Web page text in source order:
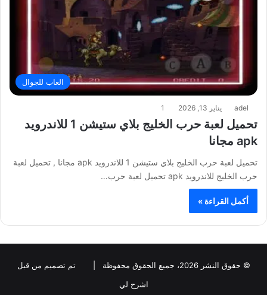
العاب للجوال
adel يناير 13, 2026 1
تحميل لعبة حرب الخليج بلاي ستيشن 1 للاندرويد
apk مجانا
تحميل لعبة حرب الخليج بلاي ستيشن 1 للاندرويد apk مجانا , تحميل لعبة
حرب الخليج للاندرويد apk تحميل لعبة حرب…
أكمل القراءة »
© حقوق النشر 2026، جميع الحقوق محفوظة |
تم تصميم من قبل
اشرح لي